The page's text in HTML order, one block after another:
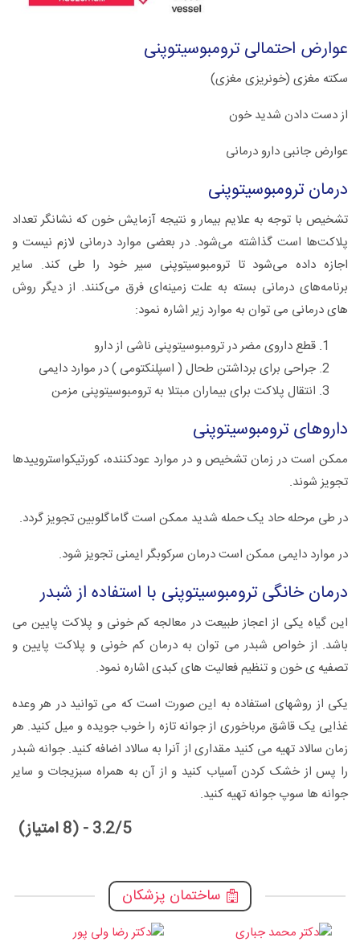
عوارض‌ احتمالی‌ ترومبوسیتوپنی
سکته‌ مغزی‌ (خونریزی‌ مغزی‌)
از دست‌ دادن‌ شدید خون‌
عوارض‌ جانبی‌ دارو درمانی‌
درمان‌ ترومبوسیتوپنی
تشخیص‌ با توجه‌ به‌ علایم‌ بیمار و نتیجه‌ آزمایش‌ خون‌ که‌ نشانگر تعداد
پلاکت‌ها است‌ گذاشته‌ می‌شود. در بعضی‌ موارد درمانی‌ لازم‌ نیست‌ و
اجازه‌ داده‌ می‌شود تا ترومبوسیتوپنی‌ سیر خود را طی‌ کند. سایر
برنامه‌های‌ درمانی‌ بسته‌ به‌ علت‌ زمینه‌ای‌ فرق‌ می‌کنند. از دیگر روش
های درمانی می توان به موارد زیر اشاره نمود:
قطع‌ داروی‌ مضر در ترومبوسیتوپنی‌ ناشی‌ از دارو
جراحی‌ برای‌ برداشتن‌ طحال‌ ( اسپلنکتومی ‌) در موارد دایمی‌
انتقال‌ پلاکت‌ برای‌ بیماران‌ مبتلا به‌ ترومبوسیتوپنی‌ مزمن‌
داروهای ترومبوسیتوپنی
ممکن‌ است‌ در زمان‌ تشخیص‌ و در موارد عودکننده‌، کورتیکواستروییدها
تجویز شوند.
در طی‌ مرحله‌ حاد یک‌ حمله‌ شدید ممکن‌ است‌ گاماگلوبین‌ تجویز گردد.
در موارد دایمی‌ ممکن‌ است‌ درمان‌ سرکوبگر ایمنی‌ تجویز شود.
درمان خانگی ترومبوسیتوپنی با استفاده از شبدر
این گیاه یکی از اعجاز طبیعت در معالجه کم خونی و پلاکت پایین می
باشد. از خواص شبدر می توان به درمان کم خونی و پلاکت پایین و
تصفیه ی خون و تنظیم فعالیت های کبدی اشاره نمود.
یکی از روشهای استفاده به این صورت است که می توانید در هر وعده
غذایی یک قاشق مرباخوری از جوانه تازه را خوب جویده و میل کنید. هر
زمان سالاد تهیه می کنید مقداری از آنرا به سالاد اضافه کنید. جوانه شبدر
را پس از خشک کردن آسیاب کنید و از آن به همراه سبزیجات و سایر
جوانه ها سوپ جوانه تهیه کنید.
3.2/5 - (8 امتیاز)
ساختمان پزشکان